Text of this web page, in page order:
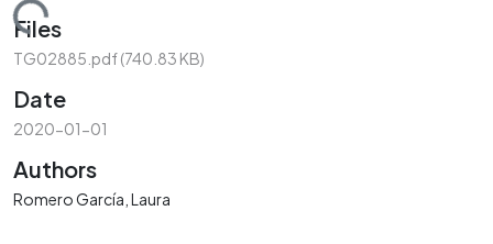
Files
TG02885.pdf(740.83 KB)
Date
2020-01-01
Authors
Romero García, Laura